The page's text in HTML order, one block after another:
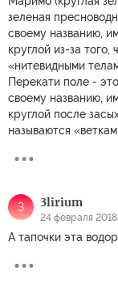
зеленая
своему названию,
круглой из-за
«нитевидными
Перекати поле -
своему названию,
круглой после
называются
3 3lirium
24 февраля
А тапочки эта